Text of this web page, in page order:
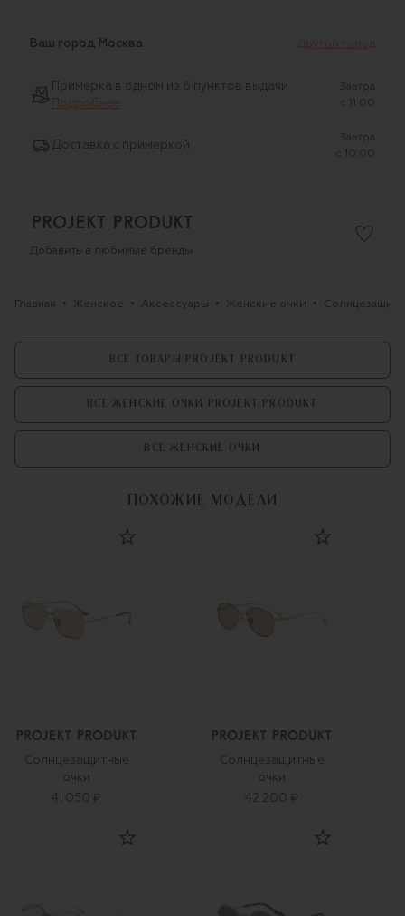
Ваш город Москва Другой город
Примерка в одном из 6 пунктов выдачи
Подробнее
Завтра
c 11:00
Доставка с примеркой
Завтра
c 10:00
Добавить в любимые бренды
Главная Женское Аксессуары Женские очки
ВСЕ ТОВАРЫ PROJEKT PRODUKT
ВСЕ ЖЕНСКИЕ ОЧКИ PROJEKT PRODUKT
ВСЕ ЖЕНСКИЕ ОЧКИ
ПОХОЖИЕ МОДЕЛИ
Солнцезащитные
очки
41 050 ₽
Солнцезащитные
очки
42 200 ₽